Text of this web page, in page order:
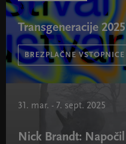
Transgeneracije 2025 "
Transgeneracije 2025
BREZPLAČNE VSTOPNICE
31. mar. - 7. sept. 2025
Nick Brandt: